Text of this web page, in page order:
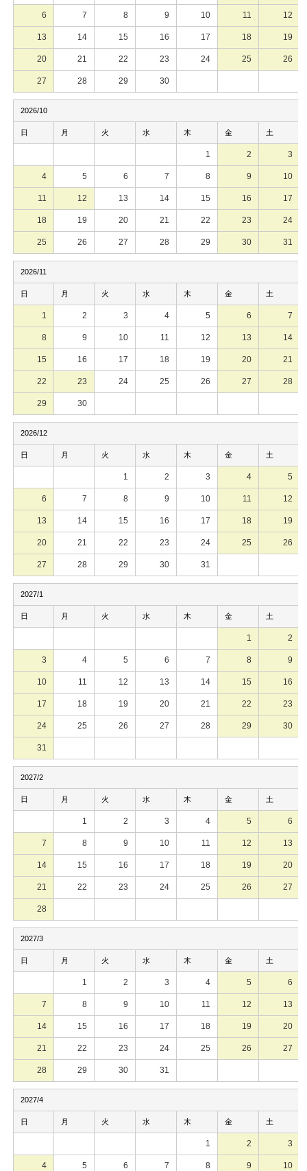
6 7 8 9 10 11 12
13 14 15 16 17 18 19
20 21 22 23 24 25 26
27 28 29 30
2026/10
日 月 火 水 木 金 土
1 2 3
4 5 6 7 8 9 10
11 12 13 14 15 16 17
18 19 20 21 22 23 24
25 26 27 28 29 30 31
2026/11
日 月 火 水 木 金 土
1 2 3 4 5 6 7
8 9 10 11 12 13 14
15 16 17 18 19 20 21
22 23 24 25 26 27 28
29 30
2026/12
日 月 火 水 木 金 土
1 2 3 4 5
6 7 8 9 10 11 12
13 14 15 16 17 18 19
20 21 22 23 24 25 26
27 28 29 30 31
2027/1
日 月 火 水 木 金 土
1 2
3 4 5 6 7 8 9
10 11 12 13 14 15 16
17 18 19 20 21 22 23
24 25 26 27 28 29 30
31
2027/2
日 月 火 水 木 金 土
1 2 3 4 5 6
7 8 9 10 11 12 13
14 15 16 17 18 19 20
21 22 23 24 25 26 27
28
2027/3
日 月 火 水 木 金 土
1 2 3 4 5 6
7 8 9 10 11 12 13
14 15 16 17 18 19 20
21 22 23 24 25 26 27
28 29 30 31
2027/4
日 月 火 水 木 金 土
1 2 3
4 5 6 7 8 9 10